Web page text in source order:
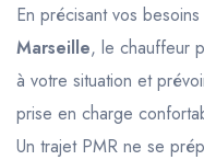
En précisant vos
Marseille, le chauffeur
à votre situation et
prise en charge
Un trajet PMR ne se